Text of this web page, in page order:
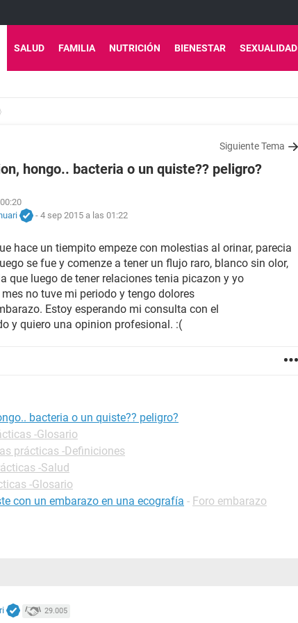
SALUD FAMILIA NUTRICIÓN BIENESTAR SEXUALIDAD
Siguiente Tema
hongo.. bacteria o un quiste?? peligro?
- 4 sep 2015 a las 01:22
hace un tiempito empeze con molestias al orinar, parecia
se fue y comenze a tener un flujo raro, blanco sin olor,
que luego de tener relaciones tenia picazon y yo
no tuve mi periodo y tengo dolores
Estoy esperando mi consulta con el
y quiero una opinion profesional. :(
bacteria o un quiste?? peligro?
-Glosario
prácticas -Definiciones
-Salud
-Glosario
con un embarazo en una ecografía - Foro embarazo
29.005